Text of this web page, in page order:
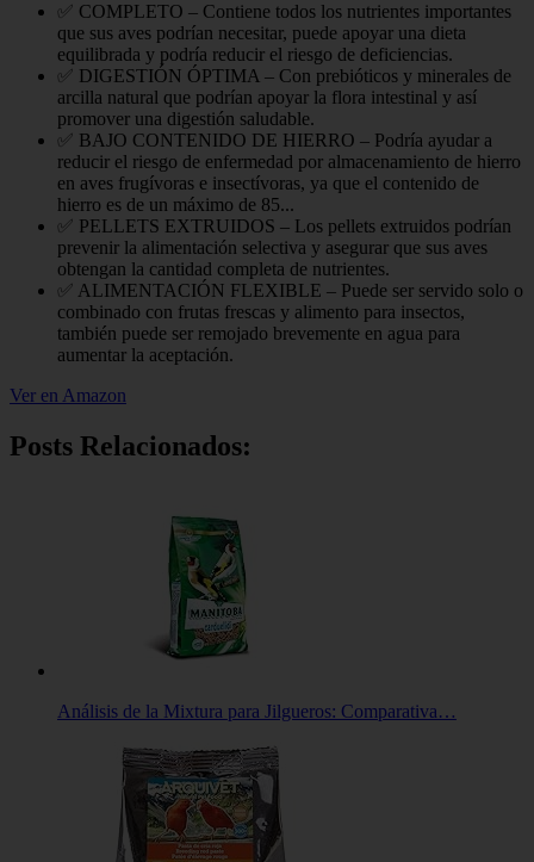
✅ COMPLETO – Contiene todos los nutrientes importantes
que sus aves podrían necesitar, puede apoyar una dieta
equilibrada y podría reducir el riesgo de deficiencias.
✅ DIGESTIÓN ÓPTIMA – Con prebióticos y minerales de
arcilla natural que podrían apoyar la flora intestinal y así
promover una digestión saludable.
✅ BAJO CONTENIDO DE HIERRO – Podría ayudar a
reducir el riesgo de enfermedad por almacenamiento de hierro
en aves frugívoras e insectívoras, ya que el contenido de
hierro es de un máximo de 85...
✅ PELLETS EXTRUIDOS – Los pellets extruidos podrían
prevenir la alimentación selectiva y asegurar que sus aves
obtengan la cantidad completa de nutrientes.
✅ ALIMENTACIÓN FLEXIBLE – Puede ser servido solo o
combinado con frutas frescas y alimento para insectos,
también puede ser remojado brevemente en agua para
aumentar la aceptación.
Ver en Amazon
Posts Relacionados:
Análisis de la Mixtura para Jilgueros: Comparativa…